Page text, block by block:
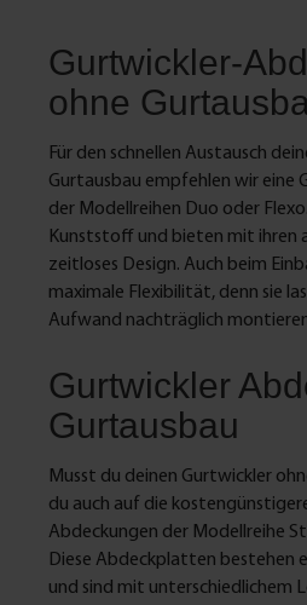
x 293 x 9 mmMaterial:
WeißLochabstand: 260
Abdeckplatte Standard
Gurtwickler-
ohne
Für den schnellen Austausch
Gurtausbau empfehlen wir eine
der Modellreihen Duo oder
Kunststoff und bieten mit ihren
zeitloses Design. Auch beim
maximale Flexibilität, denn sie
Aufwand nachträglich
Gurtwickler
Gurtausbau
Musst du deinen Gurtwickler
du auch auf die
Abdeckungen der Modellreihe
Diese Abdeckplatten bestehen
und sind mit unterschiedlichem